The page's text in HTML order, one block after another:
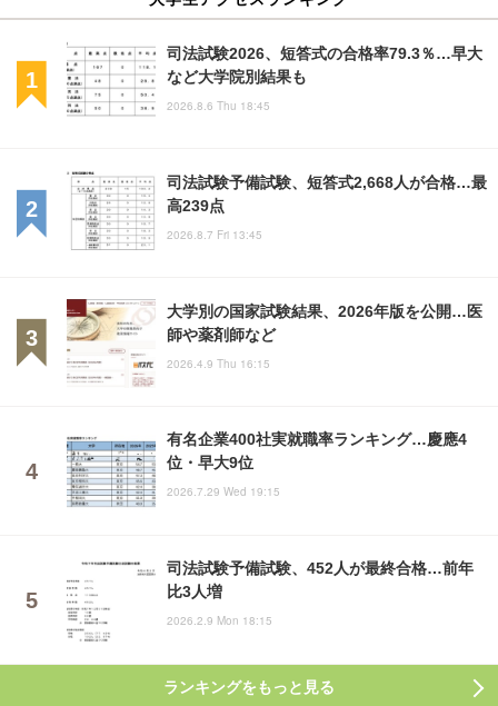
司法試験2026、短答式の合格率79.3％…早大
など大学院別結果も
2026.8.6 Thu 18:45
司法試験予備試験、短答式2,668人が合格…最
高239点
2026.8.7 Fri 13:45
大学別の国家試験結果、2026年版を公開…医
師や薬剤師など
2026.4.9 Thu 16:15
有名企業400社実就職率ランキング…慶應4
位・早大9位
2026.7.29 Wed 19:15
司法試験予備試験、452人が最終合格…前年
比3人増
2026.2.9 Mon 18:15
ランキングをもっと見る